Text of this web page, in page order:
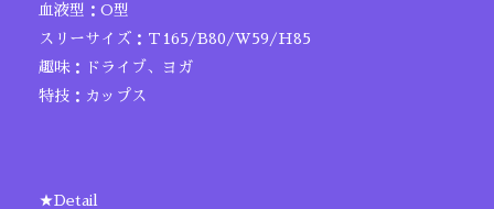
血液型：O型
スリーサイズ：Ｔ165/B80/W59/H85
趣味：ドライブ、ヨガ
特技：カップス
★Detail